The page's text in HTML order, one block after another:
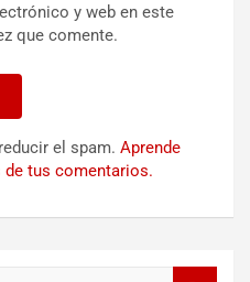
y web en este
que comente.
el spam. Aprende
tus comentarios.